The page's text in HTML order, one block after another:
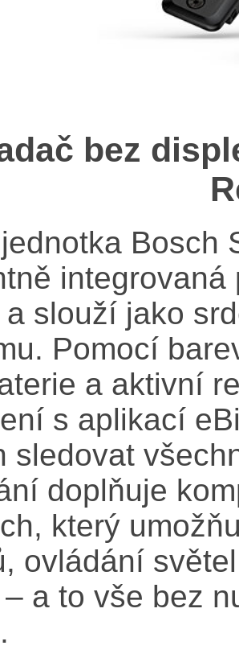
bez
Bosch
slouží jako
Pomocí
a aktivní
s aplikací
sledovat
doplňuje
který
ovládání
a to vše bez